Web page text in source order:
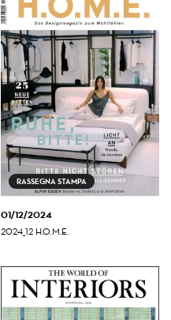
RASSEGNA STAMPA
01/12/2024
2024_12 H.O.M.E.